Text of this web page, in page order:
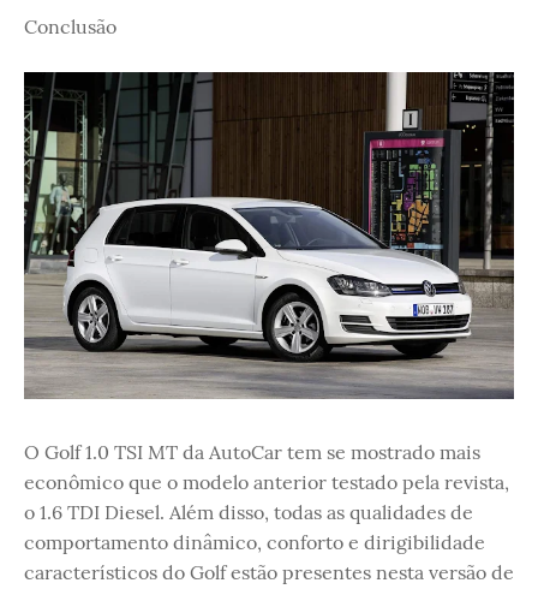
Conclusão
O Golf 1.0 TSI MT da AutoCar tem se mostrado mais
econômico que o modelo anterior testado pela revista,
o 1.6 TDI Diesel. Além disso, todas as qualidades de
comportamento dinâmico, conforto e dirigibilidade
característicos do Golf estão presentes nesta versão de